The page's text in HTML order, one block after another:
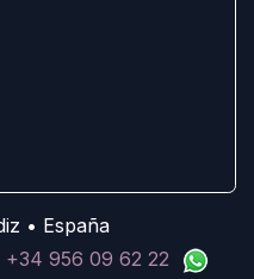
• España
+34 956 09 62 22